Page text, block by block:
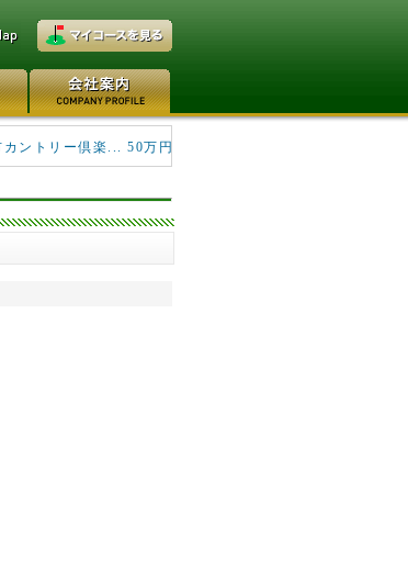
ルズゴルフク... 690万円
カントリー倶楽... 50万円